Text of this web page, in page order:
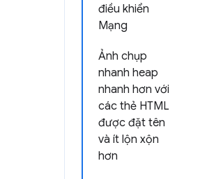
điều khiển
Mạng
Ảnh chụp
nhanh heap
nhanh hơn với
các thẻ HTML
được đặt tên
và ít lộn xộn
hơn